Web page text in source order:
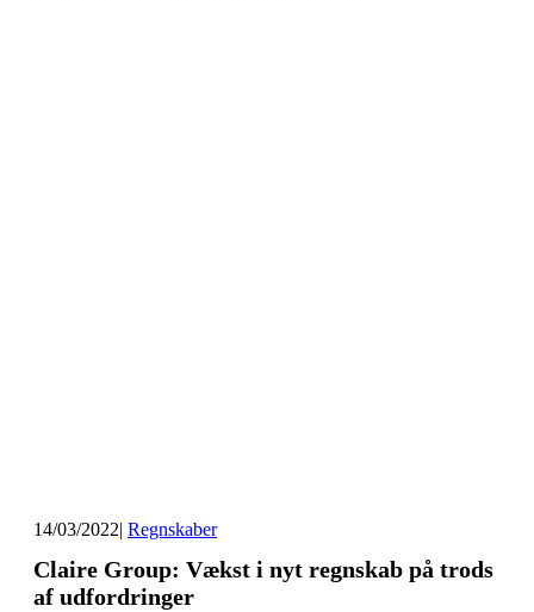
14/03/2022| Regnskaber
Claire Group: Vækst i nyt regnskab på trods
af udfordringer